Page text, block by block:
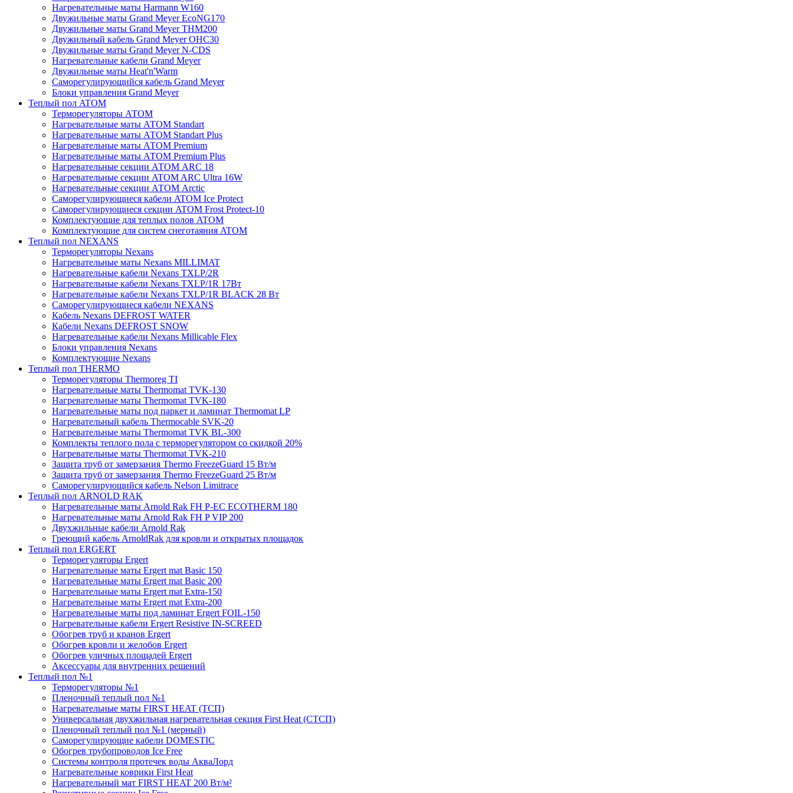
Нагревательные маты Harmann W160
Двужильные маты Grand Meyer EcoNG170
Двужильные маты Grand Meyer THM200
Двужильный кабель Grand Meyer OHC30
Двужильные маты Grand Meyer N-CDS
Нагревательные кабели Grand Meyer
Двужильные маты Heat'n'Warm
Саморегулирующийся кабель Grand Meyer
Блоки управления Grand Meyer
Теплый пол ATOM
Терморегуляторы АТОМ
Нагревательные маты АТОМ Standart
Нагревательные маты АТОМ Standart Plus
Нагревательные маты АТОМ Premium
Нагревательные маты АТОМ Premium Plus
Нагревательные секции АТОМ ARC 18
Нагревательные секции ATOM ARC Ultra 16W
Нагревательные секции АТОМ Arctic
Саморегулирующиеся кабели ATOM Ice Protect
Саморегулирующиеся секции ATOM Frost Protect-10
Комплектующие для теплых полов ATOM
Комплектующие для систем снеготаяния ATOM
Теплый пол NEXANS
Терморегуляторы Nexans
Нагревательные маты Nexans MILLIMAT
Нагревательные кабели Nexans TXLP/2R
Нагревательные кабели Nexans TXLP/1R 17Вт
Нагревательные кабели Nexans TXLP/1R BLACK 28 Вт
Саморегулирующиеся кабели NEXANS
Кабель Nexans DEFROST WATER
Кабели Nexans DEFROST SNOW
Нагревательные кабели Nexans Millicable Flex
Блоки управления Nexans
Комплектующие Nexans
Теплый пол THERMO
Терморегуляторы Thermoreg TI
Нагревательные маты Thermomat TVK-130
Нагревательные маты Thermomat TVK-180
Нагревательные маты под паркет и ламинат Thermomat LP
Нагревательный кабель Thermocable SVK-20
Нагревательные маты Thermomat TVK BL-300
Комплекты теплого пола с терморегулятором со скидкой 20%
Нагревательные маты Thermomat TVK-210
Защита труб от замерзания Thermo FreezeGuard 15 Вт/м
Защита труб от замерзания Thermo FreezeGuard 25 Вт/м
Саморегулирующийся кабель Nelson Limitrace
Теплый пол ARNOLD RAK
Нагревательные маты Arnold Rak FH P-EC ECOTHERM 180
Нагревательные маты Arnold Rak FH P VIP 200
Двухжильные кабели Arnold Rak
Греющий кабель ArnoldRak для кровли и открытых площадок
Теплый пол ERGERT
Терморегуляторы Ergert
Нагревательные маты Ergert mat Basic 150
Нагревательные маты Ergert mat Basic 200
Нагревательные маты Ergert mat Extra-150
Нагревательные маты Ergert mat Extra-200
Нагревательные маты под ламинат Ergert FOIL-150
Нагревательные кабели Ergert Resistive IN-SCREED
Обогрев труб и кранов Ergert
Обогрев кровли и желобов Ergert
Обогрев уличных площадей Ergert
Аксессуары для внутренних решений
Теплый пол №1
Терморегуляторы №1
Пленочный теплый пол №1
Нагревательные маты FIRST HEAT (ТСП)
Универсальная двухжильная нагревательная секция First Heat (СТСП)
Пленочный теплый пол №1 (мерный)
Саморегулирующие кабели DOMESTIC
Обогрев трубопроводов Ice Free
Системы контроля протечек воды АкваЛорд
Нагревательные коврики First Heat
Нагревательный мат FIRST HEAT 200 Вт/м²